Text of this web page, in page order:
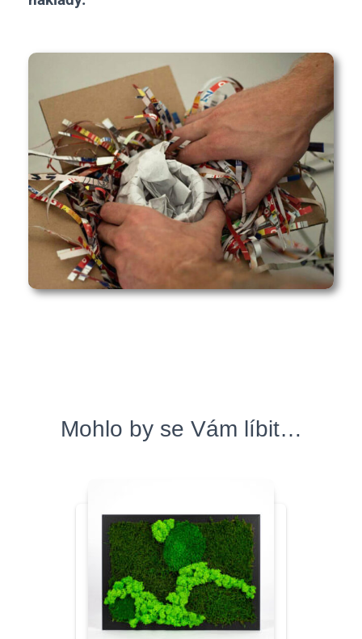
Mohlo by se Vám líbit…